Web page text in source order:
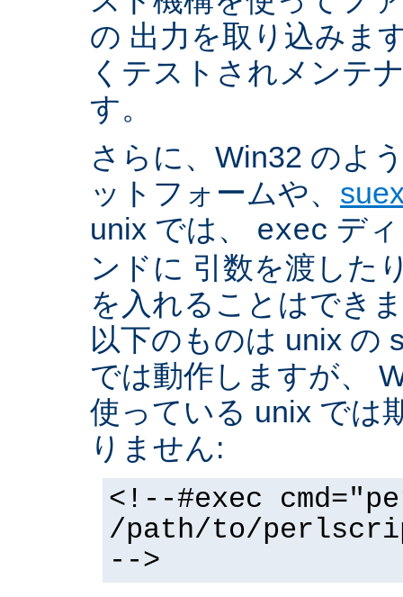
の 出力を取り込みま
くテストされメンテ
す。
さらに、Win32 のよ
ットフォームや、
unix では、 exec デ
ンドに 引数を渡した
を入れることはでき
以下のものは unix の
では動作しますが、
使っている unix では
りません:
<!--#exec
/path/to/
-->